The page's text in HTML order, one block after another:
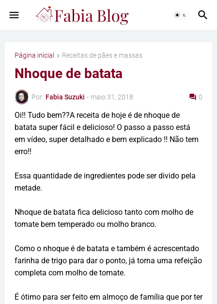
Página inicial Receitas de pães e massas
Nhoque de batata
Por: Fabia Suzuki - maio 31, 2018 0
Oi!! Tudo bem??A receita de hoje é de nhoque de
batata super fácil e delicioso! O passo a passo está
em vídeo, super detalhado e bem explicado !! Não tem
erro!!
Essa quantidade de ingredientes pode ser divido pela
metade.
Nhoque de batata fica delicioso tanto com molho de
tomate bem temperado ou molho branco.
Como o nhoque é de batata e também é acrescentado
farinha de trigo para dar o ponto, já torna uma refeição
completa com molho de tomate.
É ótimo para ser feito em almoço de família que por ter